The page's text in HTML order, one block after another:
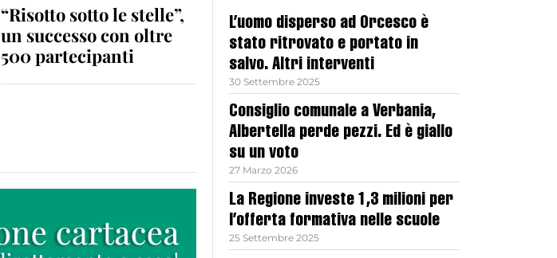
“Risotto sotto le stelle”,
un successo con oltre
500 partecipanti
L’uomo disperso ad Orcesco è
stato ritrovato e portato in
salvo. Altri interventi
30 Settembre 2025
Consiglio comunale a Verbania,
Albertella perde pezzi. Ed è giallo
su un voto
27 Marzo 2026
La Regione investe 1,3 milioni per
l’offerta formativa nelle scuole
25 Settembre 2025